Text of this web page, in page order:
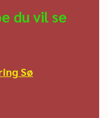
du vil se
Sø